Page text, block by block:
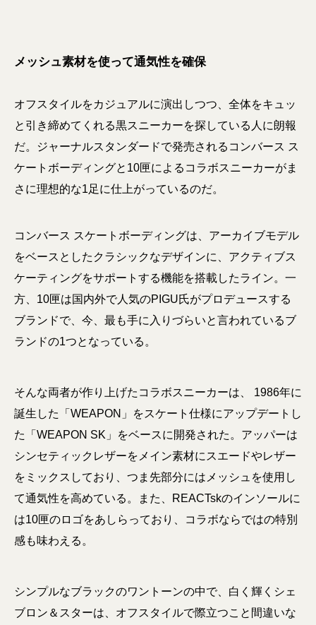
メッシュ素材を使って通気性を確保
オフスタイルをカジュアルに演出しつつ、全体をキュッ
と引き締めてくれる黒スニーカーを探している人に朗報
だ。ジャーナルスタンダードで発売されるコンバース ス
ケートボーディングと10匣によるコラボスニーカーがま
さに理想的な1足に仕上がっているのだ。
コンバース スケートボーディングは、アーカイブモデル
をベースとしたクラシックなデザインに、アクティブス
ケーティングをサポートする機能を搭載したライン。一
方、10匣は国内外で人気のPIGU氏がプロデュースする
ブランドで、今、最も手に入りづらいと言われているブ
ランドの1つとなっている。
そんな両者が作り上げたコラボスニーカーは、 1986年に
誕生した「WEAPON」をスケート仕様にアップデートし
た「WEAPON SK」をベースに開発された。アッパーは
シンセティックレザーをメイン素材にスエードやレザー
をミックスしており、つま先部分にはメッシュを使用し
て通気性を高めている。また、REACTskのインソールに
は10匣のロゴをあしらっており、コラボならではの特別
感も味わえる。
シンプルなブラックのワントーンの中で、白く輝くシェ
ブロン＆スターは、オフスタイルで際立つこと間違いな